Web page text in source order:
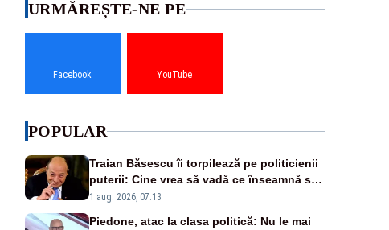
URMĂREȘTE-NE PE
Facebook YouTube
POPULAR
Traian Băsescu îi torpilează pe politicienii
puterii: Cine vrea să vadă ce înseamnă să
fii prost, se uită la România
1 aug. 2026, 07:13
Piedone, atac la clasa politică: Nu le mai